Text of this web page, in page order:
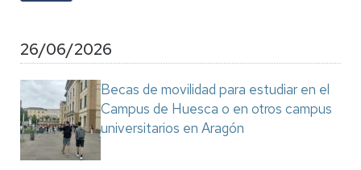
26/06/2026
Becas de movilidad para estudiar en el
Campus de Huesca o en otros campus
universitarios en Aragón